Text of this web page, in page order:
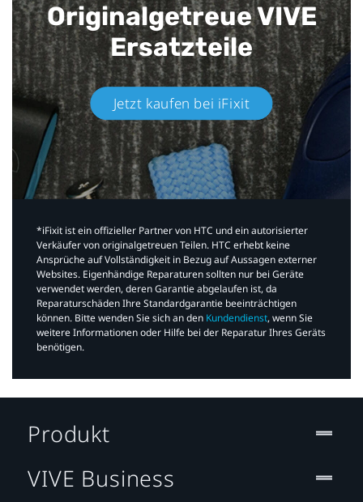
Originalgetreue VIVE
Ersatzteile
Jetzt kaufen bei iFixit​
*iFixit ist ein offizieller Partner von HTC und ein autorisierter
Verkäufer von originalgetreuen Teilen. HTC erhebt keine
Ansprüche auf Vollständigkeit in Bezug auf Aussagen externer
Websites. Eigenhändige Reparaturen sollten nur bei Geräte
verwendet werden, deren Garantie abgelaufen ist, da
Reparaturschäden Ihre Standardgarantie beeinträchtigen
können. Bitte wenden Sie sich an den Kundendienst, wenn Sie
weitere Informationen oder Hilfe bei der Reparatur Ihres Geräts
benötigen.​
Produkt
VIVE Business